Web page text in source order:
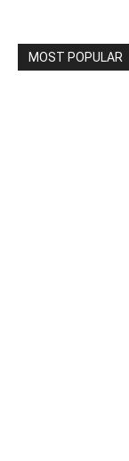
MOST POPULAR